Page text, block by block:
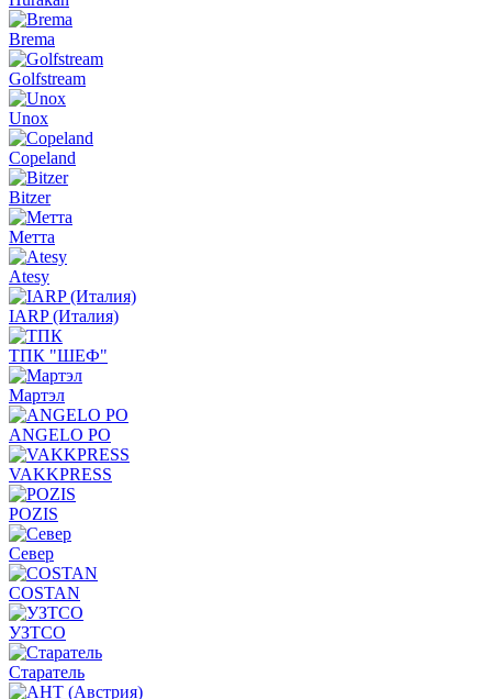
Brema
Golfstream
Unox
Copeland
Bitzer
Метта
Atesy
IARP (Италия)
ТПК "ШЕФ"
Мартэл
ANGELO PO
VAKKPRESS
POZIS
Север
COSTAN
УЗТСО
Старатель